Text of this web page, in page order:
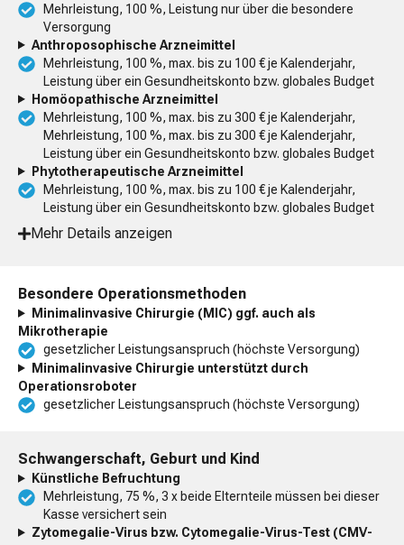
Mehrleistung, 100 %, Leistung nur über die besondere
Versorgung
Anthroposophische Arzneimittel
Mehrleistung, 100 %, max. bis zu 100 € je Kalenderjahr,
Leistung über ein Gesundheitskonto bzw. globales Budget
Homöopathische Arzneimittel
Mehrleistung, 100 %, max. bis zu 300 € je Kalenderjahr,
Mehrleistung, 100 %, max. bis zu 300 € je Kalenderjahr,
Leistung über ein Gesundheitskonto bzw. globales Budget
Phytotherapeutische Arzneimittel
Mehrleistung, 100 %, max. bis zu 100 € je Kalenderjahr,
Leistung über ein Gesundheitskonto bzw. globales Budget
Mehr Details anzeigen
Besondere Operationsmethoden
Minimalinvasive Chirurgie (MIC) ggf. auch als
Mikrotherapie
gesetzlicher Leistungsanspruch (höchste Versorgung)
Minimalinvasive Chirurgie unterstützt durch
Operationsroboter
gesetzlicher Leistungsanspruch (höchste Versorgung)
Schwangerschaft, Geburt und Kind
Künstliche Befruchtung
Mehrleistung, 75 %, 3 x beide Elternteile müssen bei dieser
Kasse versichert sein
Zytomegalie-Virus bzw. Cytomegalie-Virus-Test (CMV-